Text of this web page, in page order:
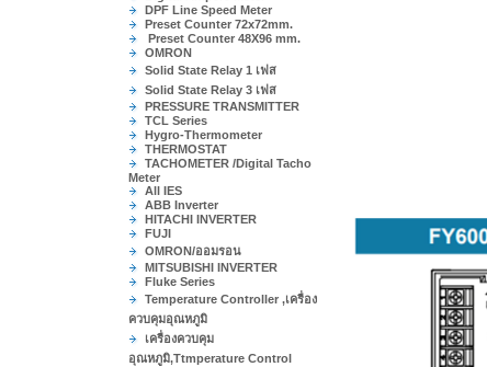
DPF Line Speed Meter
Preset Counter 72x72mm.
Preset Counter 48X96 mm.
OMRON
Solid State Relay 1 เฟส
Solid State Relay 3 เฟส
PRESSURE TRANSMITTER
TCL Series
Hygro-Thermometer
THERMOSTAT
TACHOMETER /Digital Tacho
Meter
All IES
ABB Inverter
HITACHI INVERTER
FUJI
OMRON/ออมรอน
MITSUBISHI INVERTER
Fluke Series
Temperature Controller ,เครื่อง
ควบคุมอุณหภูมิ
เครื่องควบคุม
อุณหภูมิ,Ttmperature Control